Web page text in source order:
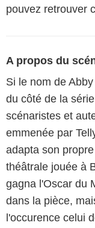
pouvez retrouver
A propos du
Si le nom de
du côté de la
scénaristes et
emmenée par
adapta son
théâtrale jouée à
gagna l'Oscar du
dans la pièce,
l'occurence celui